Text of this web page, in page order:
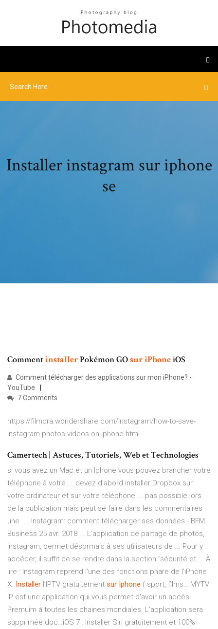
Installer instagram sur iphone
se
CommentinstallerPokémon GOsuriPhoneiOS
Comment télécharger des applications sur mon iPhone? -
YouTube
7 Comments
https://filmora.wondershare.com/instagram/how-to-save-
instagram-photos-videos-on-iphone.html
Camertech | Astuces, Tutoriels, Web et Technologies
si vous avez un Mac et un Iphone vous pouvez brancher votre
téléphone à votre ... devez d'abord installer Dropbox sur
votre ordinateur et sur votre téléphone ... pas possible lors
de la publication mais peut se faire dans les commentaires
une ... Instagram: comment télécharger ses données - BFM
Business 25 avr. 2018 ... L'application de partage de photos,
Instagram, permet désormais à ses utilisateurs de ... Pour y
accéder, il suffit de se rendre dans la section "sécurité et ... À
lire : Instagram reprend l'une des fonctions phare de l'iPhone
X. Installer l’IPTV gratuitement sur Iphone ( sport, films… MYTV
IP est une application qui vous permet d'avoir un accès
Premuim à toutes les chaines mondiales. L'application sera
supprimée doc…iOS 7 : Installer Siri gratuitement et 100%